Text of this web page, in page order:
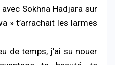
Sokhna Hadjara sur
» t’arrachait les larmes
de temps, j’ai su nouer